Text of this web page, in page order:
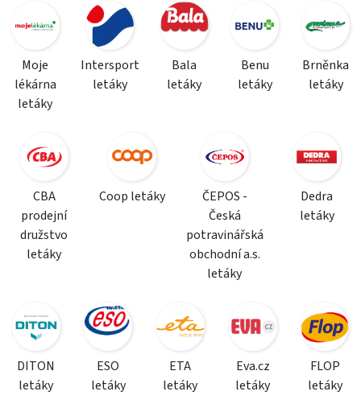
Moje
lékárna
letáky
Intersport
letáky
Bala
letáky
Benu
letáky
Brněnka
letáky
CBA
prodejní
družstvo
letáky
Coop letáky
ČEPOS -
Česká
potravinářská
obchodní a.s.
letáky
Dedra
letáky
DITON
letáky
ESO
letáky
ETA
letáky
Eva.cz
letáky
FLOP
letáky